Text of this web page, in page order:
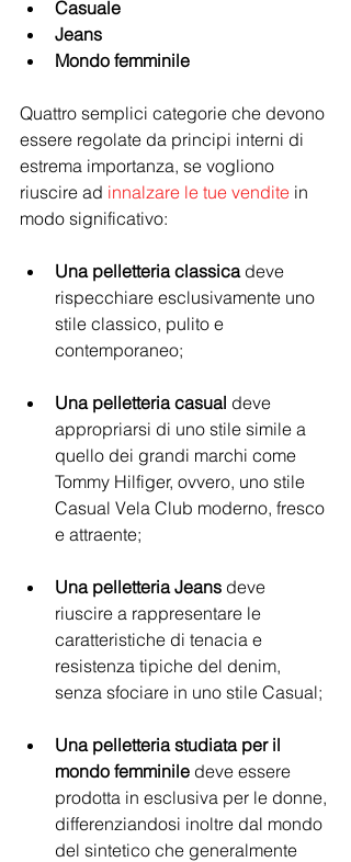
Casuale
Jeans
Mondo femminile
Quattro semplici categorie che devono
essere regolate da principi interni di
estrema importanza, se vogliono
riuscire ad innalzare le tue vendite in
modo significativo:
Una pelletteria classica deve
rispecchiare esclusivamente uno
stile classico, pulito e
contemporaneo;
Una pelletteria casual deve
appropriarsi di uno stile simile a
quello dei grandi marchi come
Tommy Hilfiger, ovvero, uno stile
Casual Vela Club moderno, fresco
e attraente;
Una pelletteria Jeans deve
riuscire a rappresentare le
caratteristiche di tenacia e
resistenza tipiche del denim,
senza sfociare in uno stile Casual;
Una pelletteria studiata per il
mondo femminile deve essere
prodotta in esclusiva per le donne,
differenziandosi inoltre dal mondo
del sintetico che generalmente